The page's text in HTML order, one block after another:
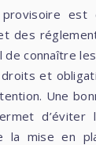
provisoire
des
connaître
droits et
Une
mise en